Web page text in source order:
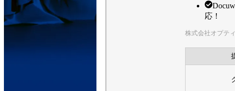
応！
株式会社オプテ